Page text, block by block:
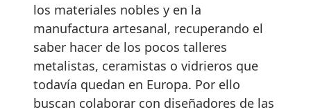
los materiales nobles y en la
manufactura artesanal, recuperando el
saber hacer de los pocos talleres
metalistas, ceramistas o vidrieros que
todavía quedan en Europa. Por ello
buscan colaborar con diseñadores de las